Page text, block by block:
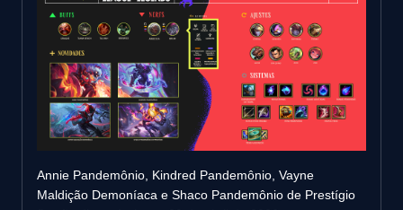
Annie Pandemônio, Kindred Pandemônio, Vayne
Maldição Demoníaca e Shaco Pandemônio de Prestígio